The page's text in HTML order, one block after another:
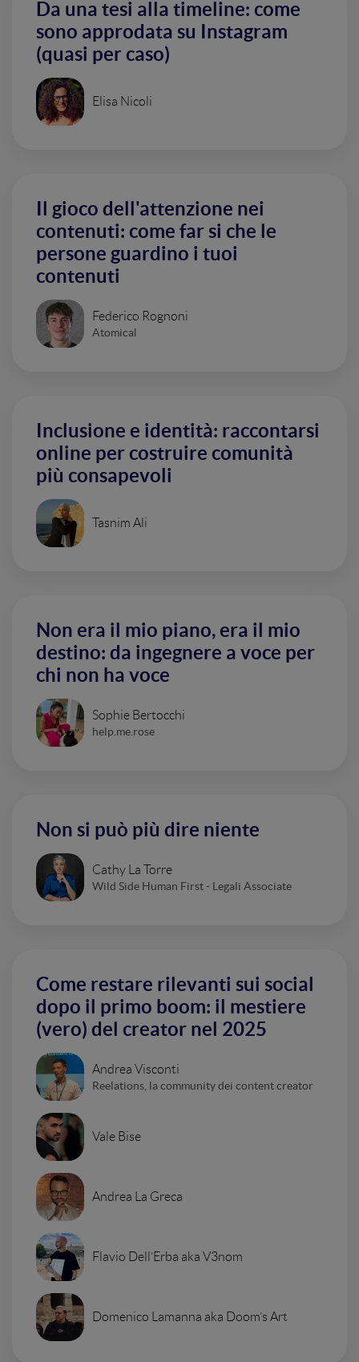
Da una tesi alla timeline: come
sono approdata su Instagram
(quasi per caso)
Elisa Nicoli
Il gioco dell'attenzione nei
contenuti: come far si che le
persone guardino i tuoi
contenuti
Federico Rognoni
Atomical
Inclusione e identità: raccontarsi
online per costruire comunità
più consapevoli
Tasnim Ali
Non era il mio piano, era il mio
destino: da ingegnere a voce per
chi non ha voce
Sophie Bertocchi
help.me.rose
Non si può più dire niente
Cathy La Torre
Wild Side Human First - Legali Associate
Come restare rilevanti sui social
dopo il primo boom: il mestiere
(vero) del creator nel 2025
Andrea Visconti
Reelations, la community dei content creator
Vale Bise
Andrea La Greca
Flavio Dell’Erba aka V3nom
Domenico Lamanna aka Doom’s Art